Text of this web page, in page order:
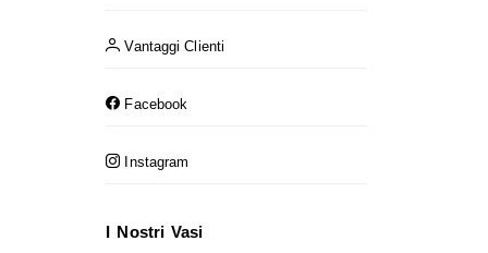
Vantaggi Clienti
Facebook
Instagram
I Nostri Vasi